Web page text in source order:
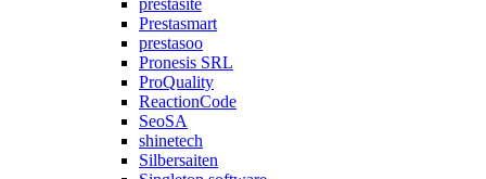
Prestasmart
prestasoo
Pronesis SRL
ProQuality
ReactionCode
SeoSA
shinetech
Silbersaiten